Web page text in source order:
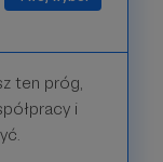
ten próg,
i